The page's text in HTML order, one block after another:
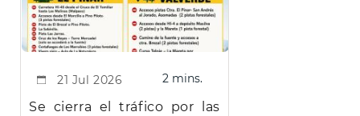
21 Jul 2026 2 mins.
Se cierra el tráfico por las